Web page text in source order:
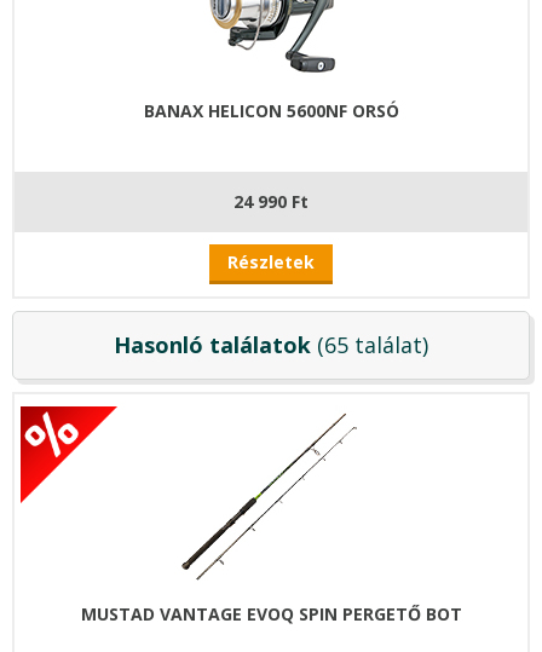
BANAX HELICON 5600NF ORSÓ
24 990 Ft
Részletek
Hasonló találatok (65 találat)
MUSTAD VANTAGE EVOQ SPIN PERGETŐ BOT